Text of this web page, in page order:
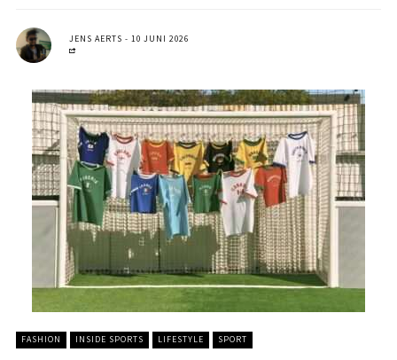
JENS AERTS 10 JUNI 2026
FASHION INSIDE SPORTS LIFESTYLE SPORT